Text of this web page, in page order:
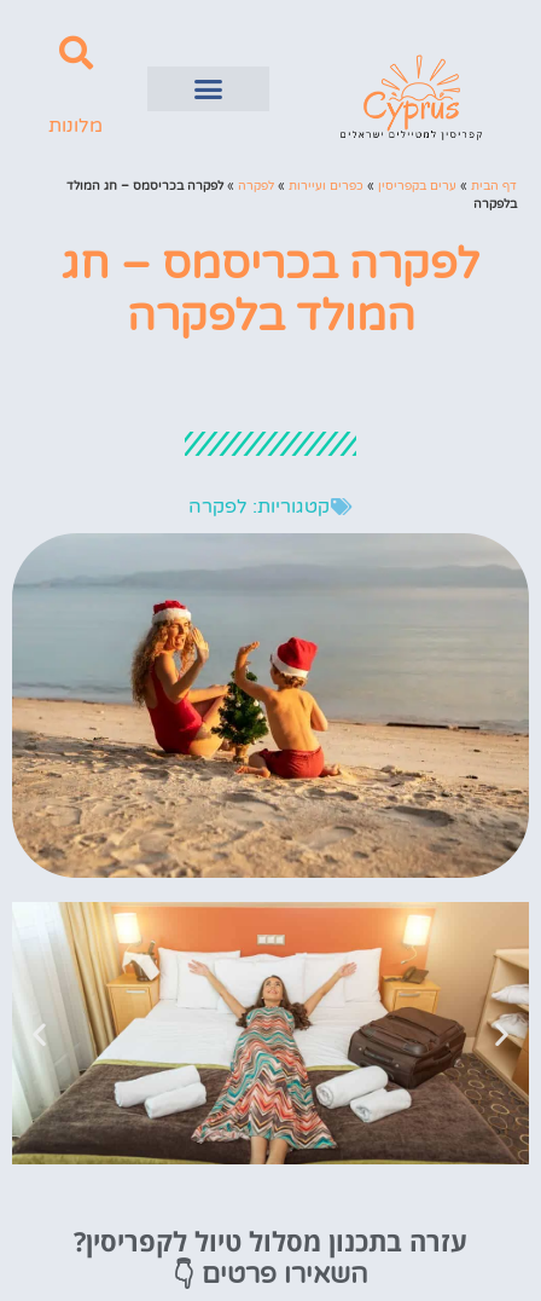
מלונות
דף הבית » ערים בקפריסין » כפרים ועיירות » לפקרה »לפקרה בכריסמס – חג המולד
בלפקרה
לפקרה בכריסמס – חג
המולד בלפקרה
קטגוריות: לפקרה
מציאת מלון
עזרה בתכנון מסלול טיול לקפריסין?
השאירו פרטים 👇